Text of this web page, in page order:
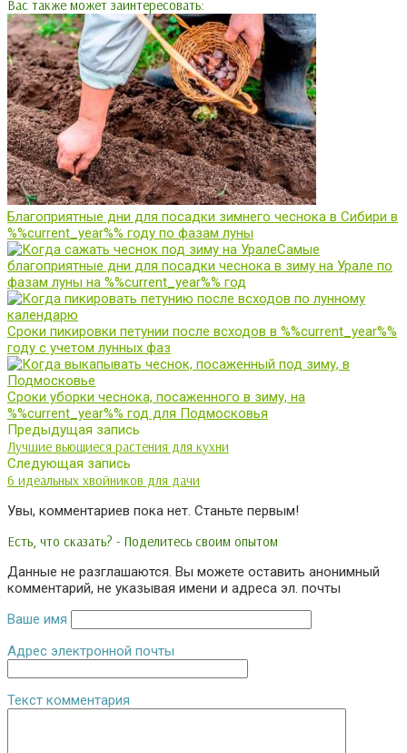
Вас также может заинтересовать:
Благоприятные дни для посадки зимнего чеснока в Сибири в
%%current_year%% году по фазам луны
Самые
благоприятные дни для посадки чеснока в зиму на Урале по
фазам луны на %%current_year%% год
Сроки пикировки петунии после всходов в %%current_year%%
году с учетом лунных фаз
Сроки уборки чеснока, посаженного в зиму, на
%%current_year%% год для Подмосковья
Предыдущая запись
Лучшие вьющиеся растения для кухни
Следующая запись
6 идеальных хвойников для дачи
Увы, комментариев пока нет. Станьте первым!
Есть, что сказать? - Поделитесь своим опытом
Данные не разглашаются. Вы можете оставить анонимный
комментарий, не указывая имени и адреса эл. почты
Ваше имя
Адрес электронной почты
Текст комментария